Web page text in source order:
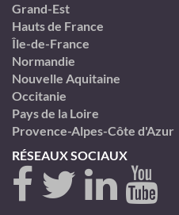
Grand-Est
Hauts de France
Île-de-France
Normandie
Nouvelle Aquitaine
Occitanie
Pays de la Loire
Provence-Alpes-Côte d'Azur
RÉSEAUX SOCIAUX